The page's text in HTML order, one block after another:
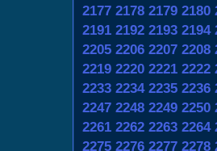
2177 2178 2179 2180
2191 2192 2193 2194
2205 2206 2207 2208
2219 2220 2221 2222
2233 2234 2235 2236
2247 2248 2249 2250
2261 2262 2263 2264
2275 2276 2277 2278